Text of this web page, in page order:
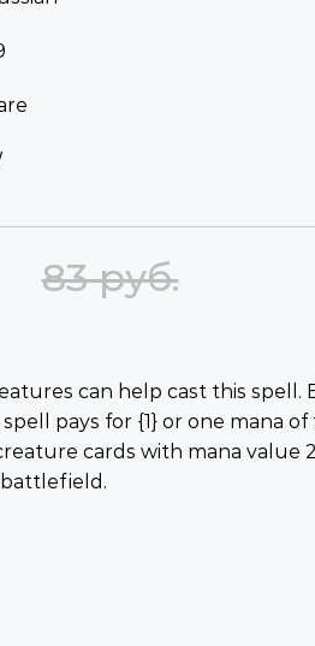
83 руб.
can help cast this spell.
pays for {1} or one mana
cards with mana value